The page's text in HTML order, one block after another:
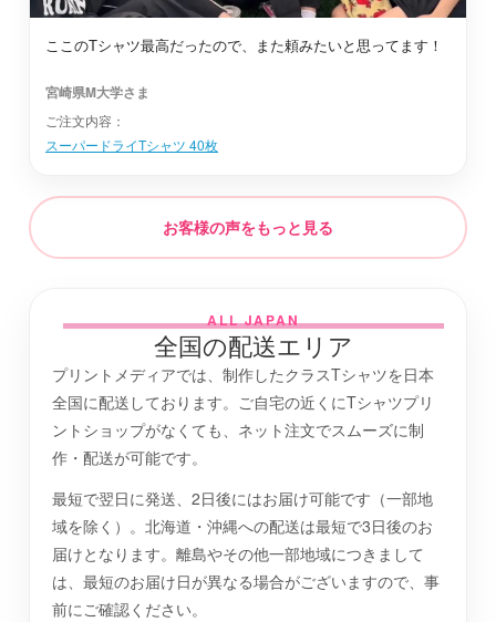
ここのTシャツ最高だったので、また頼みたいと思ってます！
宮崎県M大学さま
ご注文内容：
スーパードライTシャツ 40枚
お客様の声をもっと見る
ALL JAPAN
全国の配送エリア
プリントメディアでは、制作したクラスTシャツを日本
全国に配送しております。ご自宅の近くにTシャツプリ
ントショップがなくても、ネット注文でスムーズに制
作・配送が可能です。
最短で翌日に発送、2日後にはお届け可能です（一部地
域を除く）。北海道・沖縄への配送は最短で3日後のお
届けとなります。離島やその他一部地域につきまして
は、最短のお届け日が異なる場合がございますので、事
前にご確認ください。